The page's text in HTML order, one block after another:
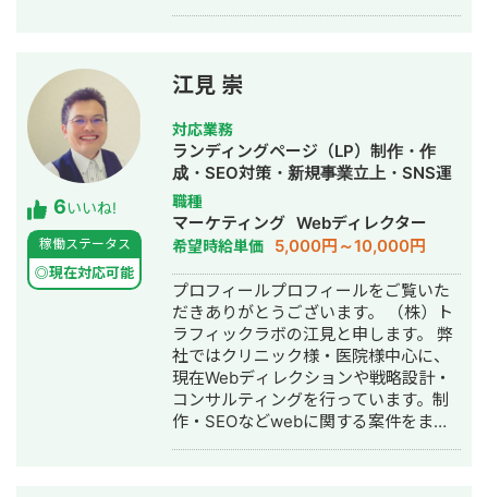
した。SEO対策においては、ゼロから
立ち上げた新規サイトをニッチ市場で
サービスキーワード検索1位に導き、月
間1.5万PV、月商500万円の売上を実現
した実績があります。 エンジニア知識
を持ったSEOディレクターとして、大
量のページを作成するようないわゆる
データベース型のサイトの構築も得意
です。 競合が対応しきれないような細
かいキーワードまで対策して、お問合
せにつなげる戦略でお客様の売上に貢
献します。 少し珍しいキャリアの特徴
として、Fリーグ（フットサル日本トッ
プリーグ）のエスポラーダ北海道、バ
サジィ大分でプロ選手として活動しな
がらWeb制作の経験を積んできました
（バサジィ大分在籍時は完全プロ契約
のため1年間休職）。 アスリートとし
6いいね!
稼働ステータス
◎現在対応可能
江見 崇
対応業務
ランディングページ（LP）制作・作
成・SEO対策・新規事業立上・SNS運
用代行・記事作成代行・ライティン
グ・翻訳・ホームページ制作・作成・
バナー制作・デザイン・ロゴデザイ
ン・作成・イラスト制作・リスティン
グ広告運用代行
職種
マーケティング Webディレクター
希望時給単価 5,000円～10,000円
プロフィールプロフィールをご覧いた
だきありがとうございます。 （株）ト
ラフィックラボの江見と申します。 弊
社ではクリニック様・医院様中心に、
現在Webディレクションや戦略設計・
コンサルティングを行っています。制
作・SEOなどwebに関する案件をまる